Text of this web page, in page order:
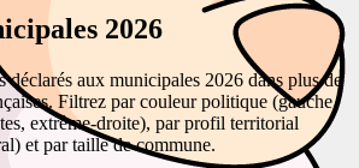
2026
déclarés aux municipales 2026 dans plus de
Filtrez par couleur politique (gauche,
extrême-droite), par profil territorial
et par taille de commune.